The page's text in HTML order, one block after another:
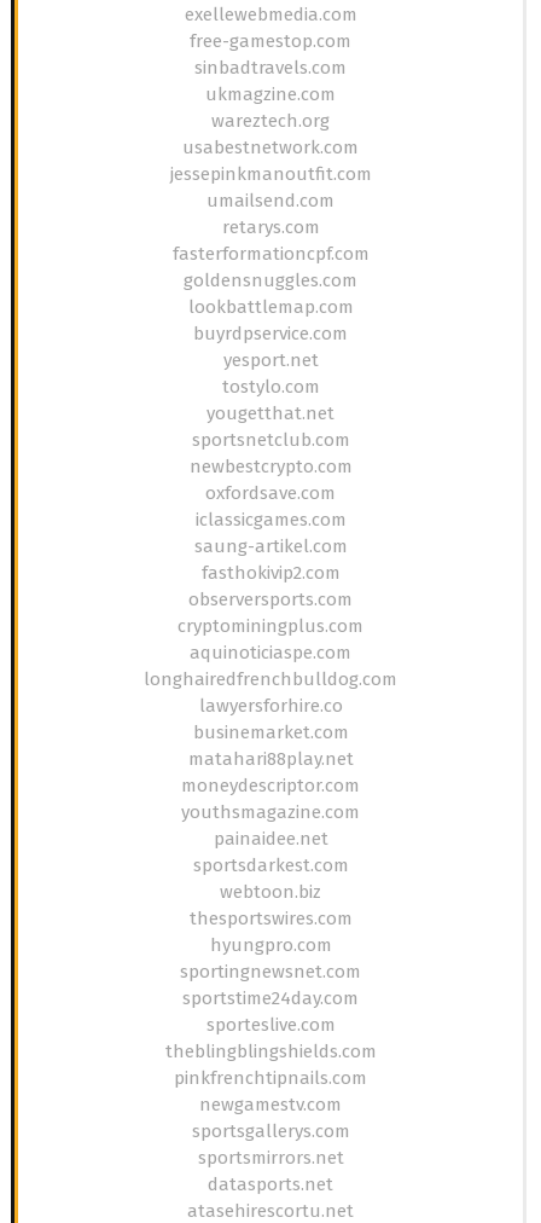
exellewebmedia.com
free-gamestop.com
sinbadtravels.com
ukmagzine.com
wareztech.org
usabestnetwork.com
jessepinkmanoutfit.com
umailsend.com
retarys.com
fasterformationcpf.com
goldensnuggles.com
lookbattlemap.com
buyrdpservice.com
yesport.net
tostylo.com
yougetthat.net
sportsnetclub.com
newbestcrypto.com
oxfordsave.com
iclassicgames.com
saung-artikel.com
fasthokivip2.com
observersports.com
cryptominingplus.com
aquinoticiaspe.com
longhairedfrenchbulldog.com
lawyersforhire.co
businemarket.com
matahari88play.net
moneydescriptor.com
youthsmagazine.com
painaidee.net
sportsdarkest.com
webtoon.biz
thesportswires.com
hyungpro.com
sportingnewsnet.com
sportstime24day.com
sporteslive.com
theblingblingshields.com
pinkfrenchtipnails.com
newgamestv.com
sportsgallerys.com
sportsmirrors.net
datasports.net
atasehirescortu.net